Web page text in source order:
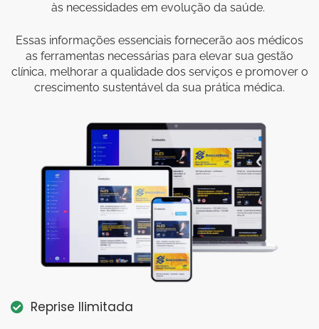
às necessidades em evolução da saúde.
Essas informações essenciais fornecerão aos médicos
as ferramentas necessárias para elevar sua gestão
clínica, melhorar a qualidade dos serviços e promover o
crescimento sustentável da sua prática médica.
Reprise Ilimitada